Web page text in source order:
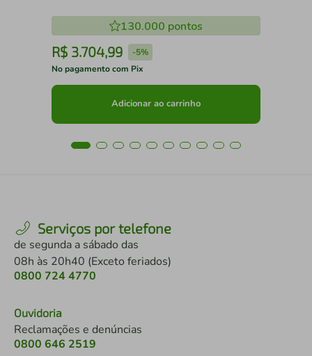
130.000 pontos
R$ 3.704,99 -5%
No pagamento com Pix
Adicionar ao carrinho
Serviços por telefone
de segunda a sábado das
08h às 20h40 (Exceto feriados)
0800 724 4770
Ouvidoria
Reclamações e denúncias
0800 646 2519